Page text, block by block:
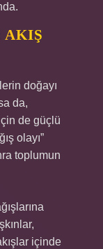
AKIŞ
doğayı
da,
de güçlü
olayı”
toplumun
içinde